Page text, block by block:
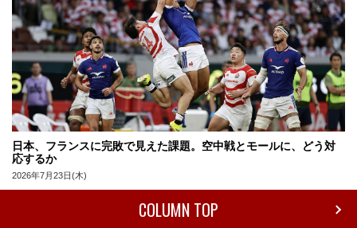
日本、フランスに完敗で見えた課題。空中戦とモールに、どう対
応するか
2026年7月23日(木)
COLUMN TOP